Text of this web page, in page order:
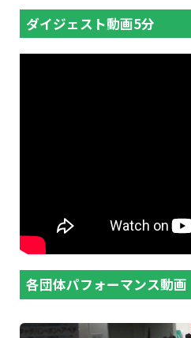
ダイジェスト動画5分
各団体パフォーマンス動画